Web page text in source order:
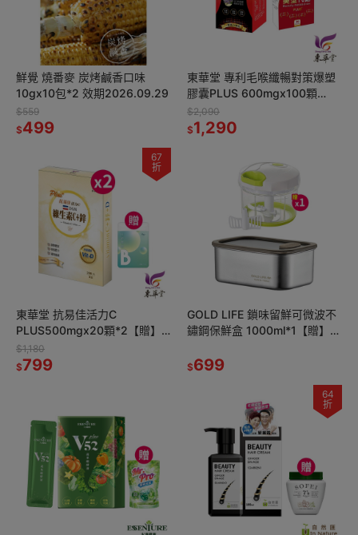
鮮覺 燒番麥 炭烤鹹香口味
10gx10包*2 效期2026.09.29
$559
$499
東華堂 專利毛喉纖暢對策爆塑
膠囊PLUS 600mgx100顆
*1【贈】sunVenus美型代謝錠
Plus*2
$2,090
$1,290
67
折
東華堂 抗易佳活力C
PLUS500mgx20顆*2【贈】
KHDr.日舒萃然B 膠囊
430mgx30粒*1
$1,180
$799
GOLD LIFE 鎖味留鮮可微波不
鏽鋼保鮮盒 1000ml*1【贈】闔
900ml綠色*1
$699
64
折